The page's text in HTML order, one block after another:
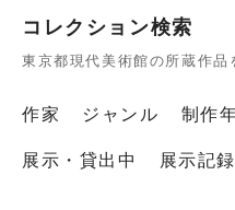
コレクション検索
東京都現代美術館の所蔵作品
作家 ジャンル 制作
展示・貸出中
展示記録